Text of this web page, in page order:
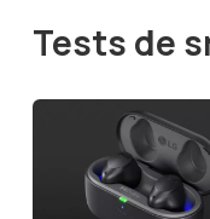
Tests de